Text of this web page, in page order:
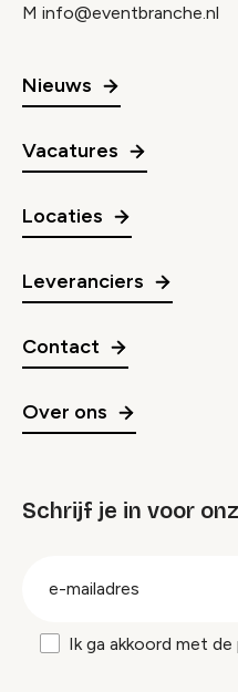
M info@eventbranche.nl
Nieuws
Vacatures
Locaties
Leveranciers
Contact
Over ons
Schrijf je in voor
Ik ga akkoord met de